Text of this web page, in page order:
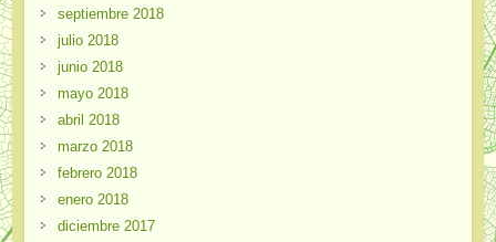
septiembre 2018
julio 2018
junio 2018
mayo 2018
abril 2018
marzo 2018
febrero 2018
enero 2018
diciembre 2017